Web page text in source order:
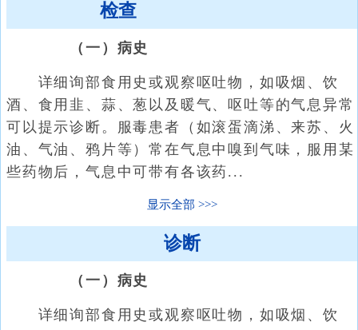
检查
（一）病史
详细询部食用史或观察呕吐物，如吸烟、饮
酒、食用韭、蒜、葱以及暖气、呕吐等的气息异常
可以提示诊断。服毒患者（如滚蛋滴涕、来苏、火
油、气油、鸦片等）常在气息中嗅到气味，服用某
些药物后，气息中可带有各该药...
显示全部
诊断
（一）病史
详细询部食用史或观察呕吐物，如吸烟、饮